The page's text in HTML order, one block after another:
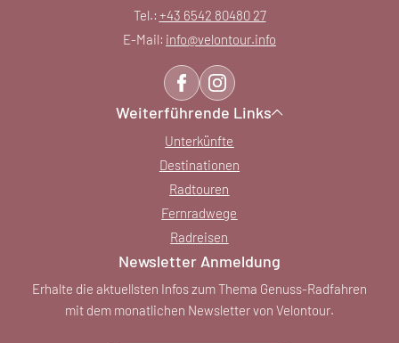
Tel.: +43 6542 80480 27
E-Mail: info@velontour.info
Weiterführende Links
Unterkünfte
Destinationen
Radtouren
Fernradwege
Radreisen
Newsletter Anmeldung
Erhalte die aktuellsten Infos zum Thema Genuss-Radfahren
mit dem monatlichen Newsletter von Velontour.